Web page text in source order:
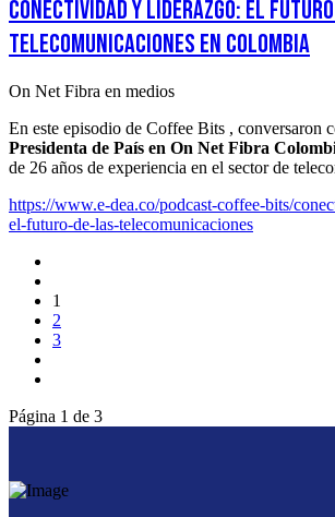
Conectividad y Liderazgo: El
Telecomunicaciones en Colombia
On Net Fibra en medios
En este episodio de Coffee Bits , conversaron
Presidenta de País en On Net Fibra
de 26 años de experiencia en el sector de
https://www.e-dea.co/podcast-coffee-bits/
el-futuro-de-las-telecomunicaciones
1
2
3
Página 1 de 3